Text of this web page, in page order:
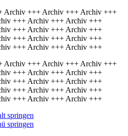
Archiv +++ Archiv +++ Archiv +++
+++ Archiv +++ Archiv +++
+++ Archiv +++ Archiv +++
+++ Archiv +++ Archiv +++
+++ Archiv +++ Archiv +++
Archiv +++ Archiv +++ Archiv +++
+++ Archiv +++ Archiv +++
+++ Archiv +++ Archiv +++
+++ Archiv +++ Archiv +++
+++ Archiv +++ Archiv +++
springen
springen